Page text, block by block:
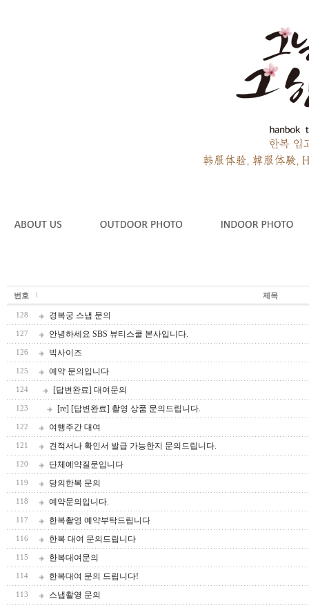
번호 제목
128 경복궁 스냅 문의
127 안녕하세요 SBS 뷰티스쿨 본사입니다.
126 빅사이즈
125 예약 문의입니다
124 [답변완료] 대여문의
123 [re] [답변완료] 촬영 상품 문의드립니다.
122 여행주간 대여
121 견적서나 확인서 발급 가능한지 문의드립니다.
120 단체예약질문입니다
119 당의한복 문의
118 예약문의입니다.
117 한복촬영 예약부탁드립니다
116 한복 대여 문의드립니다
115 한복대여문의
114 한복대여 문의 드립니다!
113 스냅촬영 문의